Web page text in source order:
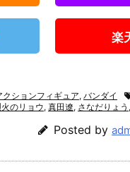
楽
クションフィギュア, バンダイ
のリョウ, 真田遼, さなだりょう ,
Posted by